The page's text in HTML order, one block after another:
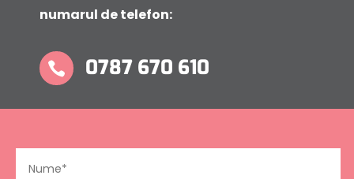
numarul de telefon:
 0787 670 610